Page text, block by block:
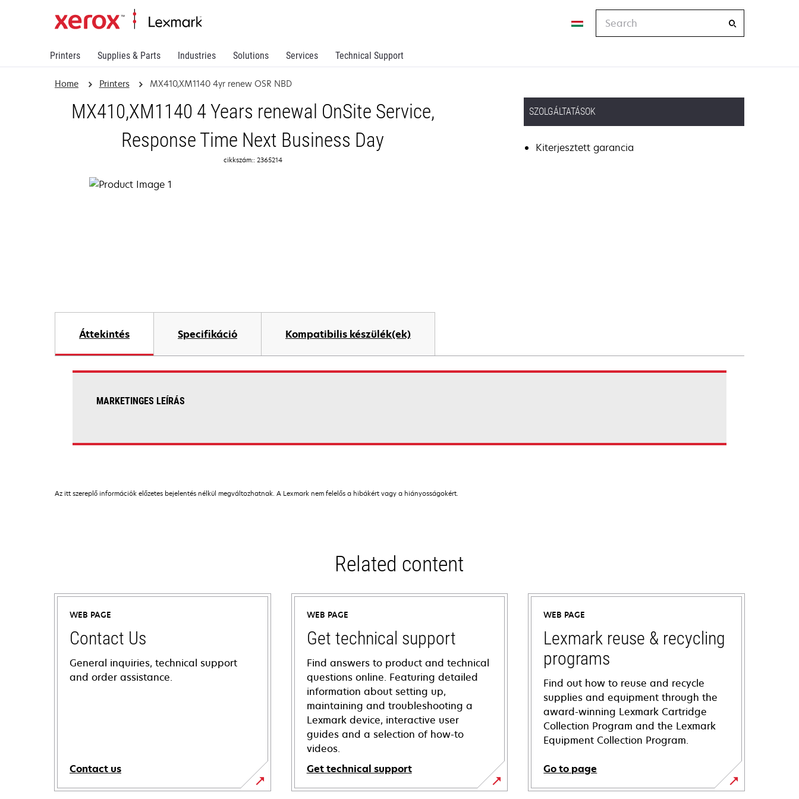
Printers Supplies & Parts Industries Solutions Services Technical Support
Home Printers MX410,XM1140 4yr renew OSR NBD
MX410,XM1140 4 Years renewal OnSite Service,
Response Time Next Business Day
cikkszám:: 2365214
SZOLGÁLTATÁSOK
Kiterjesztett garancia
Áttekintés Specifikáció Kompatibilis készülék(ek)
MARKETINGES LEÍRÁS
Az itt szereplő információk előzetes bejelentés nélkül megváltozhatnak. A Lexmark nem felelős a hibákért vagy a hiányosságokért.
Related content
WEB PAGE
Contact Us
General inquiries, technical support
and order assistance.
Contact us
WEB PAGE
Get technical support
Find answers to product and technical
questions online. Featuring detailed
information about setting up,
maintaining and troubleshooting a
Lexmark device, interactive user
guides and a selection of how-to
videos.
Get technical support
opens
WEB PAGE
Lexmark reuse & recycling
programs
Find out how to reuse and recycle
supplies and equipment through the
award-winning Lexmark Cartridge
Collection Program and the Lexmark
Equipment Collection Program.
Go to page